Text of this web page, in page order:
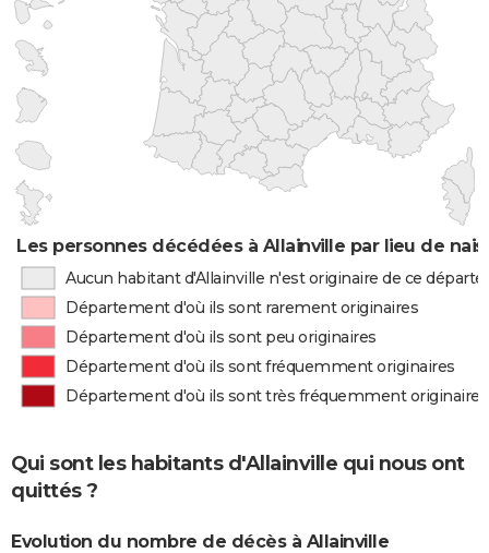
Les personnes décédées à Allainville par lieu de
Aucun habitant d'Allainville n'est originaire de ce
Département d'où ils sont rarement originaires
Département d'où ils sont peu originaires
Département d'où ils sont fréquemment originaires
Département d'où ils sont très fréquemment originaires
Qui sont les habitants d'Allainville qui nous ont
quittés ?
Evolution du nombre de décès à Allainville